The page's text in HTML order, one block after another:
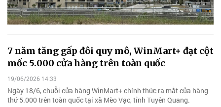
7 năm tăng gấp đôi quy mô, WinMart+ đạt cột
mốc 5.000 cửa hàng trên toàn quốc
19/06/2026 14:33
Ngày 18/6, chuỗi cửa hàng WinMart+ chính thức ra mắt cửa hàng
thứ 5.000 trên toàn quốc tại xã Mèo Vạc, tỉnh Tuyên Quang.